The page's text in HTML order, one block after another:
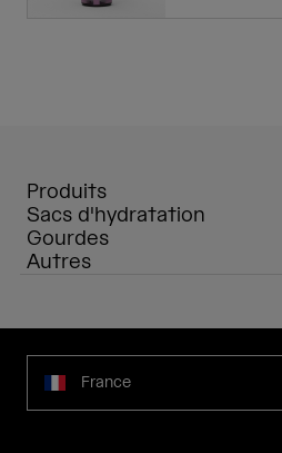
Produits
Sacs d'hydratation
Gourdes
Autres
France